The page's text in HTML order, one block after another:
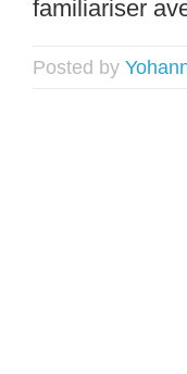
familiariser
Posted by